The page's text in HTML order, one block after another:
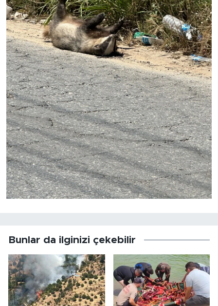
Bunlar da ilginizi çekebilir